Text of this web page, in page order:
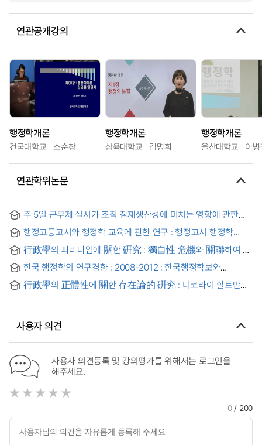
연관공개강의
행정학개론
건국대학교 소순창
행정학개론
삼육대학교 김명희
행정학개론
울산대학교 이
연관학위논문
주 5일 근무제 실시가 조직 잠재생산성에 미치는 영향에 관한
행정고등고시와 행정학 교육에 관한 연구 : 행정고시 행정학
行政學의 파라다임에 關한 硏究 : 獨自性 危機와 關聯하여
한국 행정학의 연구경향 : 2008-2012 : 한국행정학보와
行政學의 正體性에 關한 存在論的 硏究 : 니코라이 할트만의
사용자 의견
사용자 의견등록 및 강의평가를 위해서는 로그인을
해주세요.
0/ 200